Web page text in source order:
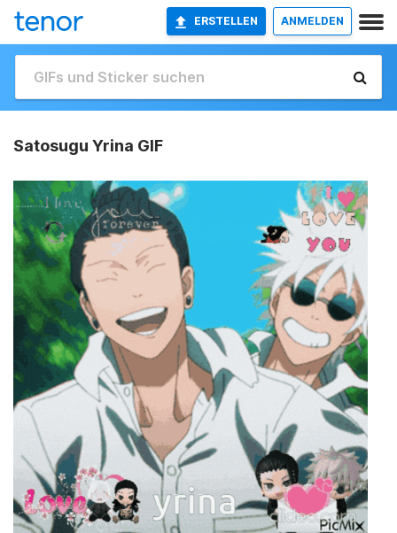
ERSTELLEN ANMELDEN
Satosugu Yrina GIF